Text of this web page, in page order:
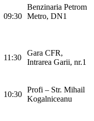
09:30
Benzinaria Petrom
Metro, DN1
11:30
Gara CFR,
Intrarea Garii, nr.1
10:30
Profi – Str. Mihail
Kogalniceanu